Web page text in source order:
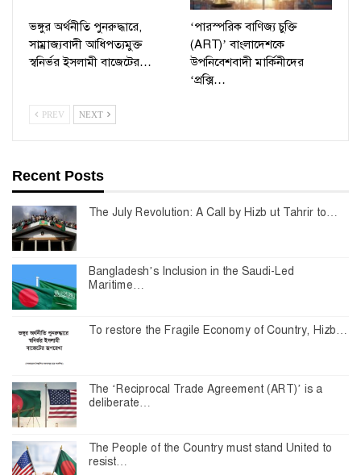
ভঙ্গুর অর্থনীতি পুনরুদ্ধারে,
সাম্রাজ্যবাদী আধিপত্যমুক্ত
স্বনির্ভর ইসলামী বাজেটের…
‘পারস্পরিক বাণিজ্য চুক্তি
(ART)’ বাংলাদেশকে
উপনিবেশবাদী মার্কিনীদের
‘প্রক্সি…
PREV NEXT
Recent Posts
The July Revolution: A Call by Hizb ut Tahrir to…
Bangladesh’s Inclusion in the Saudi-Led
Maritime…
To restore the Fragile Economy of Country, Hizb…
The ‘Reciprocal Trade Agreement (ART)’ is a
deliberate…
The People of the Country must stand United to
resist…